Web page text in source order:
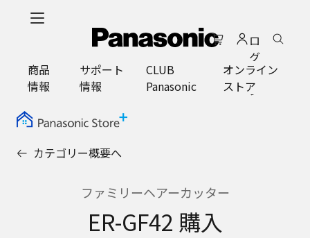
ロ
グ
イ
ン
商品
情報
サポート
情報
CLUB
Panasonic
オンライン
ストア
カテゴリー概要へ
ファミリーヘアーカッター
ER-GF42 購入